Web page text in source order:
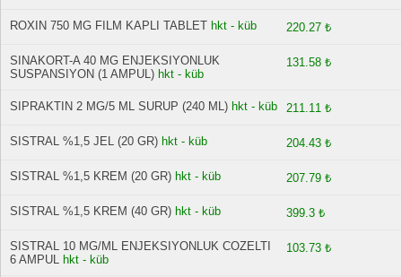
ROXIN 750 MG FILM KAPLI TABLET hkt - küb 220.27 ₺
SINAKORT-A 40 MG ENJEKSIYONLUK
SUSPANSIYON (1 AMPUL) hkt - küb
131.58 ₺
SIPRAKTIN 2 MG/5 ML SURUP (240 ML) hkt - küb 211.11 ₺
SISTRAL %1,5 JEL (20 GR) hkt - küb 204.43 ₺
SISTRAL %1,5 KREM (20 GR) hkt - küb 207.79 ₺
SISTRAL %1,5 KREM (40 GR) hkt - küb 399.3 ₺
SISTRAL 10 MG/ML ENJEKSIYONLUK COZELTI
6 AMPUL hkt - küb
103.73 ₺